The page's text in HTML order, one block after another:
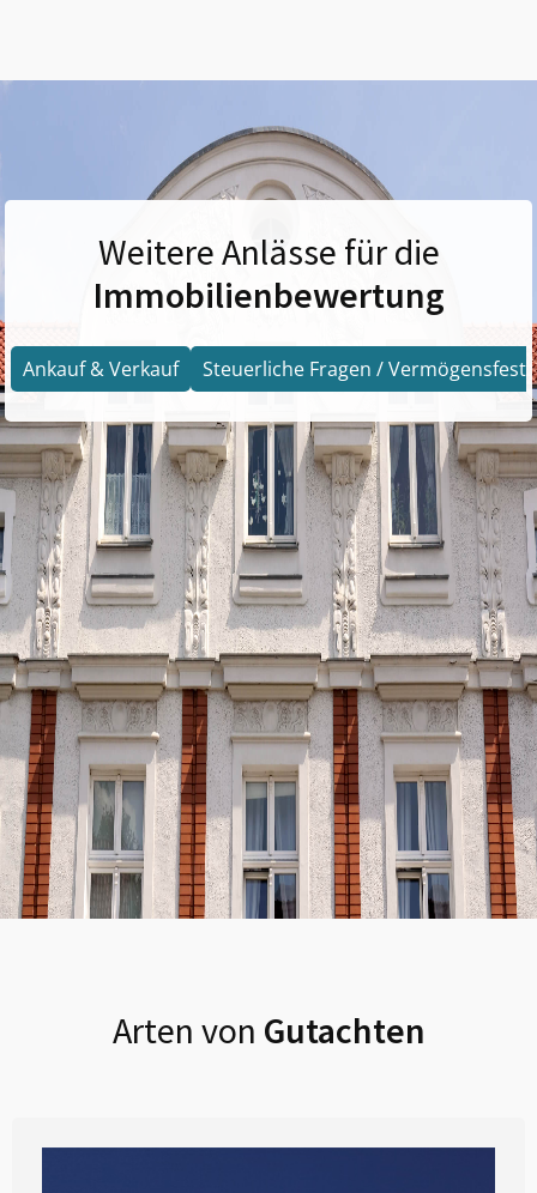
Weitere Anlässe für die
Immobilienbewertung
Ankauf & Verkauf Steuerliche Fragen /
Arten von Gutachten